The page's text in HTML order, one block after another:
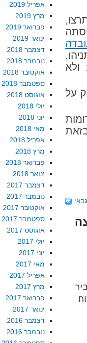
תרצו,
יואב הורוביץ. אם הסכום החייב בדיווח היה 150,000 ולא
על
אפריל 2019
מרץ 2019
פברואר 2019
ינואר 2019
דצמבר 2018
נובמבר 2018
אוקטובר 2018
ספטמבר 2018
אוגוסט 2018
יולי 2018
יוני 2018
מאי 2018
אפריל 2018
מרץ 2018
פברואר 2018
ינואר 2018
דצמבר 2017
נובמבר 2017
אוקטובר 2017
ספטמבר 2017
אוגוסט 2017
יולי 2017
יוני 2017
מאי 2017
אפריל 2017
מרץ 2017
פברואר 2017
ינואר 2017
דצמבר 2016
נובמבר 2016